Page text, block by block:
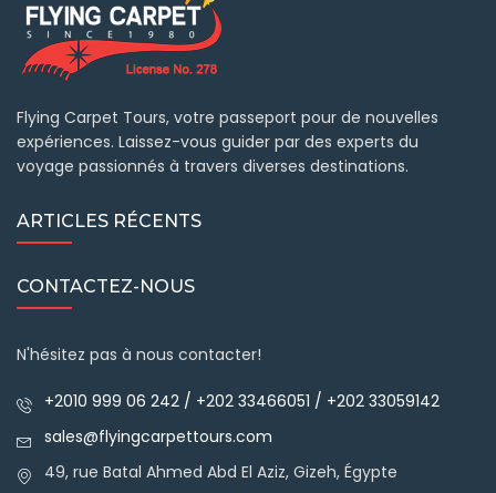
Flying Carpet Tours, votre passeport pour de nouvelles
expériences. Laissez-vous guider par des experts du
voyage passionnés à travers diverses destinations.
ARTICLES RÉCENTS
CONTACTEZ-NOUS
N'hésitez pas à nous contacter!
+2010 999 06 242 / +202 33466051 / +202 33059142
sales@flyingcarpettours.com
49, rue Batal Ahmed Abd El Aziz, Gizeh, Égypte